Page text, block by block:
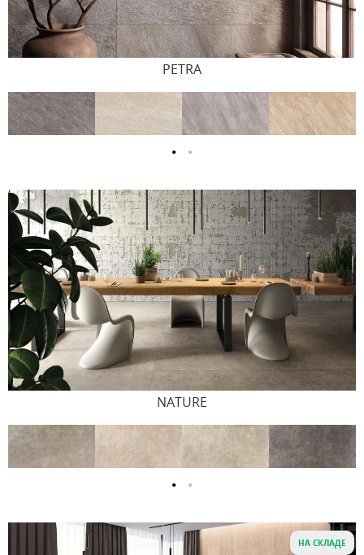
PETRA
NATURE
НА СКЛАДЕ